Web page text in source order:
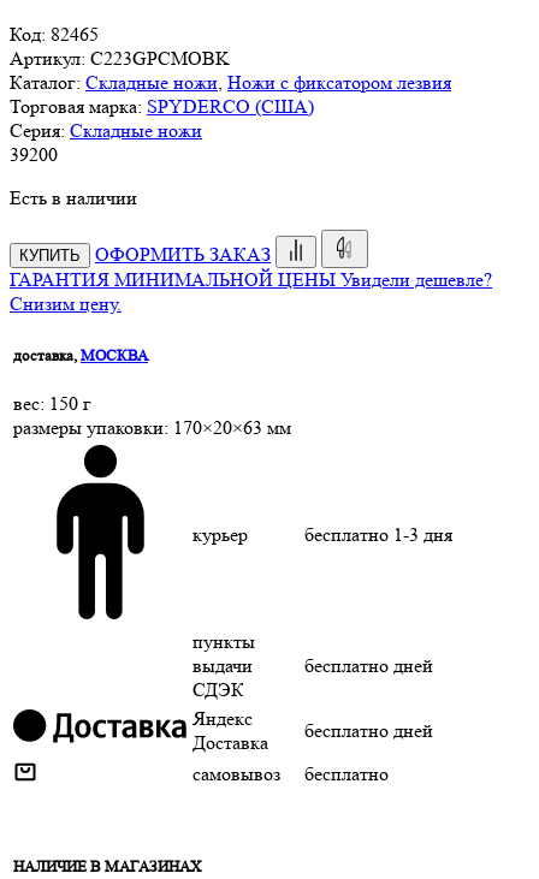
Код: 82465
Артикул: C223GPCMOBK
Каталог: Складные ножи Ножи с фиксатором лезвия
Торговая марка: SPYDERCO (США)
Серия: Складные ножи
39200
Есть в наличии
КУПИТЬ
ОФОРМИТЬ ЗАКАЗ
ГАРАНТИЯ МИНИМАЛЬНОЙ ЦЕНЫ Увидели дешевле?
Снизим цену.
доставка, МОСКВА
веc: 150 г
размеры упаковки: 170×20×63 мм
курьер бесплатно 1-3 дня
пункты
выдачи
СДЭК
бесплатно дней
Яндекс
Доставка
бесплатно дней
самовывоз
бесплатно
НАЛИЧИЕ В МАГАЗИНАХ